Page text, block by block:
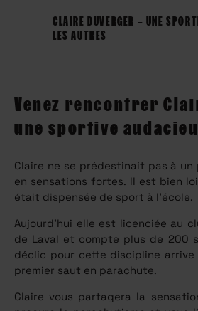
CLAIRE DUVERGER – UNE
LES AUTRES
Venez rencontrer
une sportive
Claire ne se prédestinait pas à un
en sensations fortes. Il est bien
était dispensée de sport à l’école.
Aujourd’hui elle est licenciée au
de Laval et compte plus de 200
déclic pour cette discipline arrive
premier saut en parachute.
Claire vous partagera la